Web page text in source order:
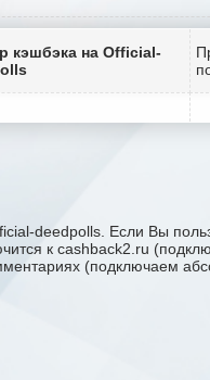
кэшбэка на Official-
deedpolls. Если Вы
к cashback2.ru
(подключаем